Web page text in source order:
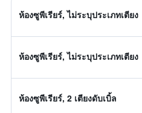
ห้องซูพีเรียร์, ไม่ระบุประเภทเตียง
ห้องซูพีเรียร์, ไม่ระบุประเภทเตียง
ห้องซูพีเรียร์, 2 เตียงดับเบิ้ล